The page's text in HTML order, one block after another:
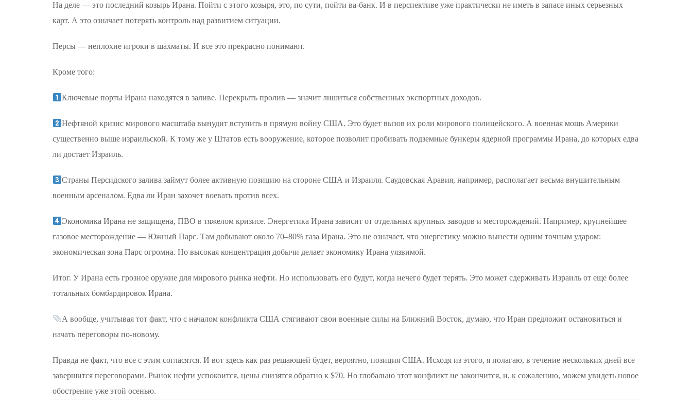
На деле — это последний козырь Ирана. Пойти с этого козыря, это, по сути, пойти ва-банк. И в перспективе уже практически не иметь в запасе иных серьезных
карт. А это означает потерять контроль над развитием ситуации.
Персы — неплохие игроки в шахматы. И все это прекрасно понимают.
Кроме того:
Ключевые порты Ирана находятся в заливе. Перекрыть пролив — значит лишиться собственных экспортных доходов.
Нефтяной кризис мирового масштаба вынудит вступить в прямую войну США. Это будет вызов их роли мирового полицейского. А военная мощь Америки
существенно выше израильской. К тому же у Штатов есть вооружение, которое позволит пробивать подземные бункеры ядерной программы Ирана, до которых едва
ли достает Израиль.
Страны Персидского залива займут более активную позицию на стороне США и Израиля. Саудовская Аравия, например, располагает весьма внушительным
военным арсеналом. Едва ли Иран захочет воевать против всех.
Экономика Ирана не защищена, ПВО в тяжелом кризисе. Энергетика Ирана зависит от отдельных крупных заводов и месторождений. Например, крупнейшее
газовое месторождение — Южный Парс. Там добывают около 70–80% газа Ирана. Это не означает, что энергетику можно вынести одним точным ударом:
экономическая зона Парс огромна. Но высокая концентрация добычи делает экономику Ирана уязвимой.
Итог. У Ирана есть грозное оружие для мирового рынка нефти. Но использовать его будут, когда нечего будет терять. Это может сдерживать Израиль от еще более
тотальных бомбардировок Ирана.
А вообще, учитывая тот факт, что с началом конфликта США стягивают свои военные силы на Ближний Восток, думаю, что Иран предложит остановиться и
начать переговоры по-новому.
Правда не факт, что все с этим согласятся. И вот здесь как раз решающей будет, вероятно, позиция США. Исходя из этого, я полагаю, в течение нескольких дней все
завершится переговорами. Рынок нефти успокоится, цены снизятся обратно к $70. Но глобально этот конфликт не закончится, и, к сожалению, можем увидеть новое
обострение уже этой осенью.